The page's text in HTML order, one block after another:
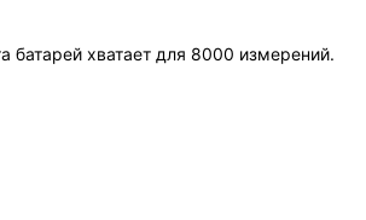
батарей хватает для 8000 измерений.